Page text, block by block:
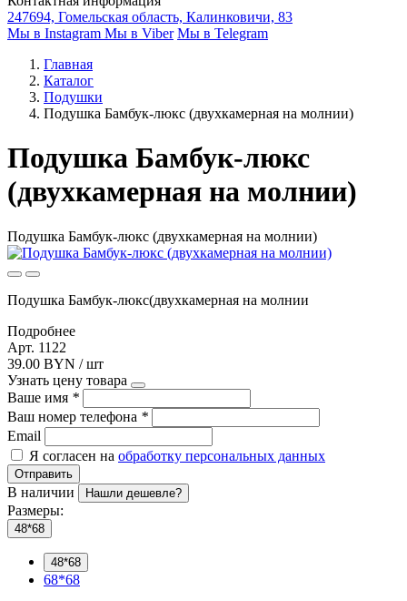
247694, Гомельская область, Калинковичи, 83
Мы в Instagram Мы в Viber Мы в Telegram
Главная
Каталог
Подушки
Подушка Бамбук-люкс (двухкамерная на молнии)
Подушка Бамбук-люкс
(двухкамерная на молнии)
Подушка Бамбук-люкс (двухкамерная на молнии)
Подушка Бамбук-люкс(двухкамерная на молнии
Подробнее
Арт. 1122
39.00 BYN / шт
Узнать цену товара
Ваше имя *
Ваш номер телефона *
Email
Я согласен на обработку персональных данных
Отправить
В наличии Нашли дешевле?
Размеры:
48*68
48*68
68*68